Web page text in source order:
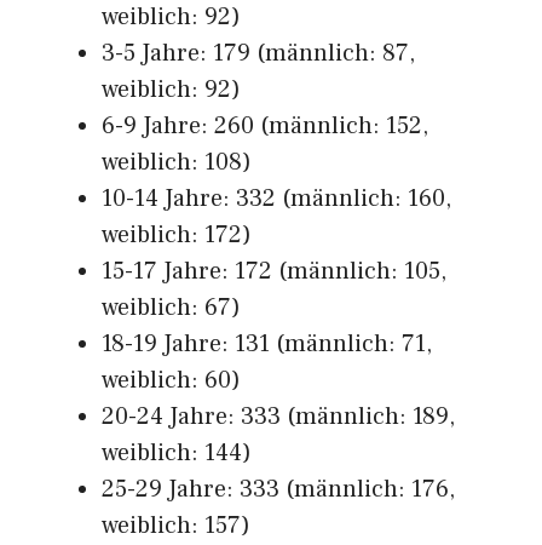
weiblich: 92)
3-5 Jahre: 179 (männlich: 87,
weiblich: 92)
6-9 Jahre: 260 (männlich: 152,
weiblich: 108)
10-14 Jahre: 332 (männlich: 160,
weiblich: 172)
15-17 Jahre: 172 (männlich: 105,
weiblich: 67)
18-19 Jahre: 131 (männlich: 71,
weiblich: 60)
20-24 Jahre: 333 (männlich: 189,
weiblich: 144)
25-29 Jahre: 333 (männlich: 176,
weiblich: 157)